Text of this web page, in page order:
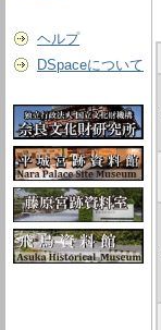
ヘルプ
DSpaceについて